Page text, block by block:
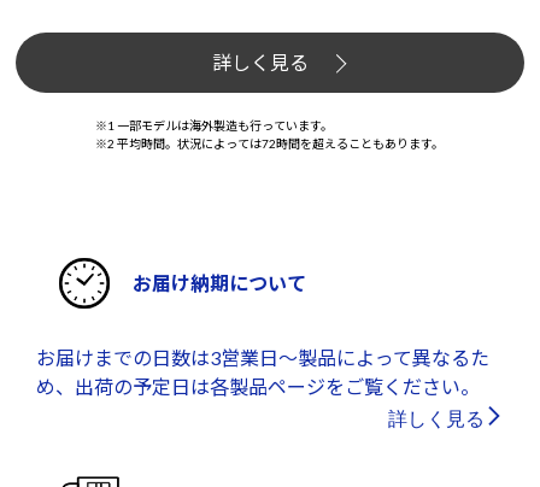
詳しく見る
※1 一部モデルは海外製造も行っています。
※2 平均時間。状況によっては72時間を超えることもあります。
お届け納期について
お届けまでの日数は3営業日～製品によって異なるた
め、出荷の予定日は各製品ページをご覧ください。
詳しく見る